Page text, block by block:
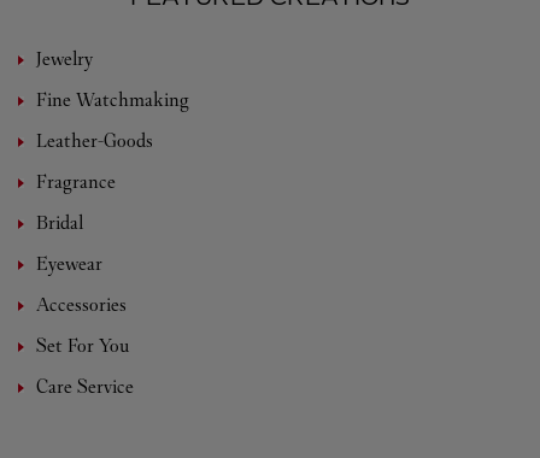
Jewelry
Fine Watchmaking
Leather-Goods
Fragrance
Bridal
Eyewear
Accessories
Set For You
Care Service